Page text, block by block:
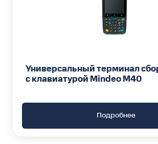
Универсальный терминал
с клавиатурой Mindeo M40
Подробнее